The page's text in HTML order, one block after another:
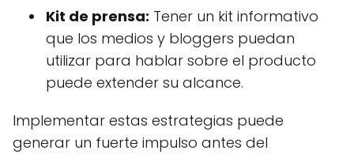
Kit de prensa: Tener un kit informativo
que los medios y bloggers puedan
utilizar para hablar sobre el producto
puede extender su alcance.
Implementar estas estrategias puede
generar un fuerte impulso antes del